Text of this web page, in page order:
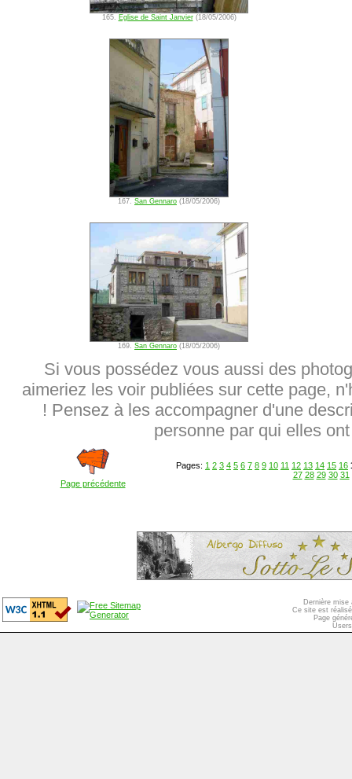
165. Eglise de Saint Janvier(18/05/2006)
167. San Gennaro (18/05/2006)
169. San Gennaro (18/05/2006)
Si vous possédez vous aussi des
aimeriez les voir publiées sur cette page,
! Pensez à les accompagner d'une
personne par qui elles
Page précédente
Pages: 1 2 3 4 5 6 7 8 9 10 11 12 13 14 15 16
27 28 29 30 31
Dernière mise
Ce site est
Page